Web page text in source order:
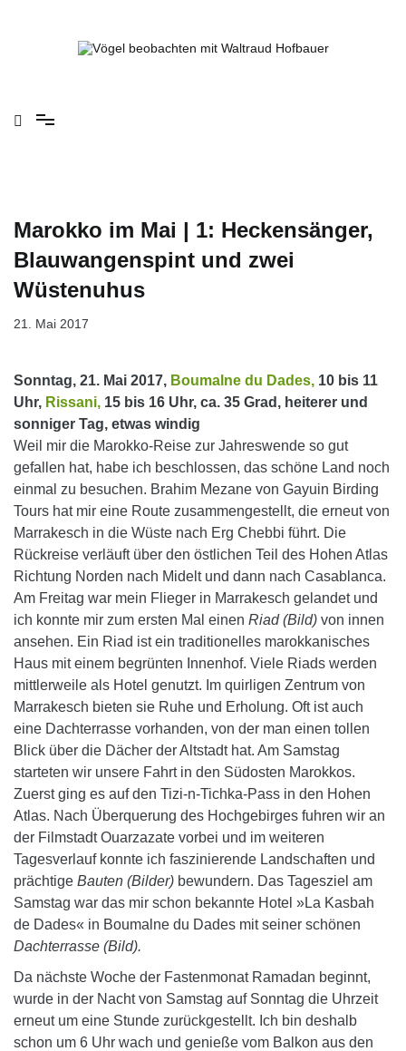
Marokko im Mai | 1: Heckensänger,
Blauwangenspint und zwei
Wüstenuhus
21. Mai 2017
Sonntag, 21. Mai 2017, Boumalne du Dades, 10 bis 11
Uhr, Rissani, 15 bis 16 Uhr, ca. 35 Grad, heiterer und
sonniger Tag, etwas windig
Weil mir die Marokko-Reise zur Jahreswende so gut
gefallen hat, habe ich beschlossen, das schöne Land noch
einmal zu besuchen. Brahim Mezane von Gayuin Birding
Tours hat mir eine Route zusammengestellt, die erneut von
Marrakesch in die Wüste nach Erg Chebbi führt. Die
Rückreise verläuft über den östlichen Teil des Hohen Atlas
Richtung Norden nach Midelt und dann nach Casablanca.
Am Freitag war mein Flieger in Marrakesch gelandet und
ich konnte mir zum ersten Mal einen Riad (Bild) von innen
ansehen. Ein Riad ist ein traditionelles marokkanisches
Haus mit einem begrünten Innenhof. Viele Riads werden
mittlerweile als Hotel genutzt. Im quirligen Zentrum von
Marrakesch bieten sie Ruhe und Erholung. Oft ist auch
eine Dachterrasse vorhanden, von der man einen tollen
Blick über die Dächer der Altstadt hat. Am Samstag
starteten wir unsere Fahrt in den Südosten Marokkos.
Zuerst ging es auf den Tizi-n-Tichka-Pass in den Hohen
Atlas. Nach Überquerung des Hochgebirges fuhren wir an
der Filmstadt Ouarzazate vorbei und im weiteren
Tagesverlauf konnte ich faszinierende Landschaften und
prächtige Bauten (Bilder) bewundern. Das Tagesziel am
Samstag war das mir schon bekannte Hotel »La Kasbah
de Dades« in Boumalne du Dades mit seiner schönen
Dachterrasse (Bild).
Da nächste Woche der Fastenmonat Ramadan beginnt,
wurde in der Nacht von Samstag auf Sonntag die Uhrzeit
erneut um eine Stunde zurückgestellt. Ich bin deshalb
schon um 6 Uhr wach und genieße vom Balkon aus den